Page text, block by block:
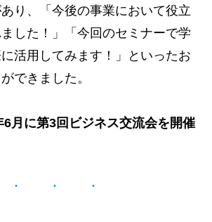
り、「今後の事業において役立
した！」「今回のセミナーで学
活用してみます！」といったお
できました。
6月に第3回ビジネス交流会を開催